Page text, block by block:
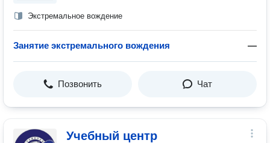
Экстремальное вождение
Занятие экстремального вождения —
Позвонить Чат
Учебный центр